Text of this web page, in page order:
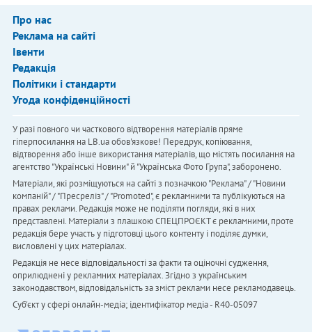
Про нас
Реклама на сайті
Івенти
Редакція
Політики і стандарти
Угода конфіденційності
У разі повного чи часткового відтворення матеріалів пряме
гіперпосилання на LB.ua обов'язкове! Передрук, копіювання,
відтворення або інше використання матеріалів, що містять посилання на
агентство "Українськi Новини" й "Українська Фото Група", заборонено.
Матеріали, які розміщуються на сайті з позначкою "Реклама" / "Новини
компаній" / "Пресреліз" / "Promoted", є рекламними та публікуються на
правах реклами. Редакція може не поділяти погляди, які в них
представлені. Матеріали з плашкою СПЕЦПРОЄКТ є рекламними, проте
редакція бере участь у підготовці цього контенту і поділяє думки,
висловлені у цих матеріалах.
Редакція не несе відповідальності за факти та оціночні судження,
оприлюднені у рекламних матеріалах. Згідно з українським
законодавством, відповідальність за зміст реклами несе рекламодавець.
Cуб'єкт у сфері онлайн-медіа; ідентифікатор медіа - R40-05097